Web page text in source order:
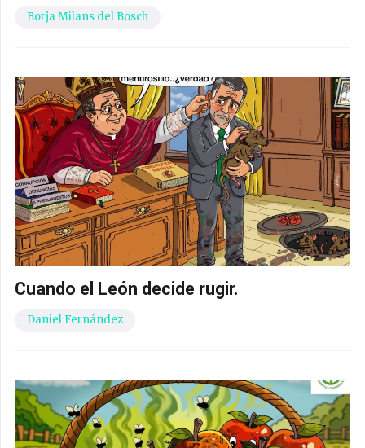
Borja Milans del Bosch
Cuando el León decide rugir.
Daniel Fernández